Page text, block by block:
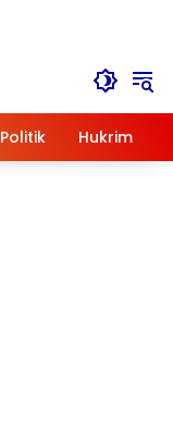
Politik Hukrim